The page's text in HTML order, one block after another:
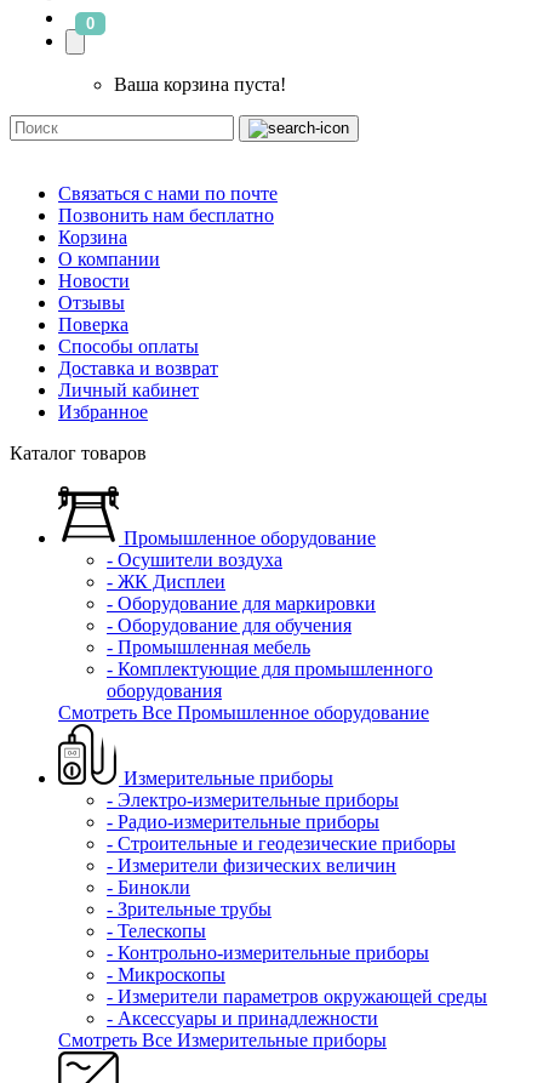
0
Ваша корзина пуста!
Связаться с нами по почте
Позвонить нам бесплатно
Корзина
О компании
Новости
Отзывы
Поверка
Способы оплаты
Доставка и возврат
Личный кабинет
Избранное
Каталог товаров
Промышленное оборудование
- Осушители воздуха
- ЖК Дисплеи
- Оборудование для маркировки
- Оборудование для обучения
- Промышленная мебель
- Комплектующие для промышленного
оборудования
Смотреть Все Промышленное оборудование
Измерительные приборы
- Электро-измерительные приборы
- Радио-измерительные приборы
- Строительные и геодезические приборы
- Измерители физических величин
- Бинокли
- Зрительные трубы
- Телескопы
- Контрольно-измерительные приборы
- Микроскопы
- Измерители параметров окружающей среды
- Аксессуары и принадлежности
Смотреть Все Измерительные приборы